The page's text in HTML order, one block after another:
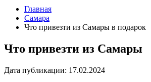
Главная
Самара
Что привезти из Самары в подарок
Что привезти из Самары
Дата публикации: 17.02.2024